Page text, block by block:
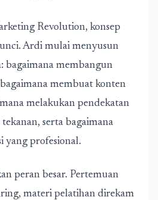
Revolution, konsep
Ardi mulai menyusun
bagaimana membangun
membuat konten
melakukan pendekatan
serta bagaimana
yang profesional.
peran besar. Pertemuan
materi pelatihan direkam